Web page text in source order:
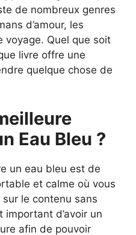
de nombreux genres
d’amour, les
voyage. Quel que soit
livre offre une
quelque chose de
Eau Bleu ?
un eau bleu est de
et calme où vous
le contenu sans
d’avoir un
afin de pouvoir